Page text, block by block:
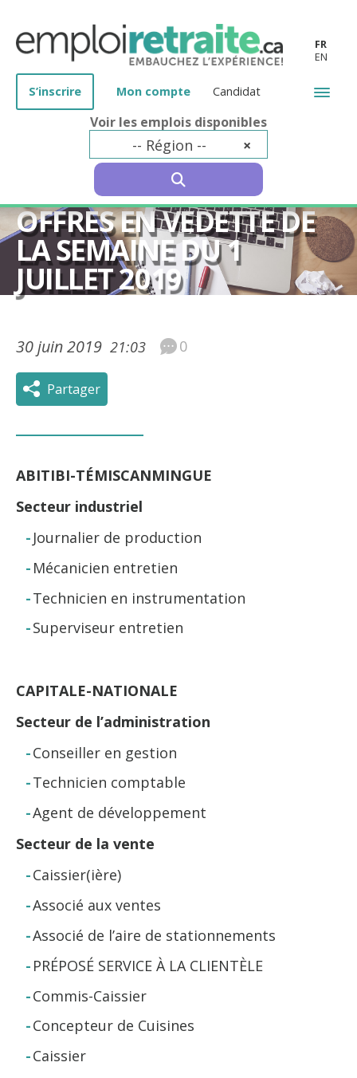
Voir les emplois disponibles
×
-- Région --
FR
EN
S’inscrire Mon compte Candidat
50 ans et plus
OFFRES EN VEDETTE DE
LA SEMAINE DU 1
JUILLET 2019
30 juin 2019 21:03 0
Partager
ABITIBI-TÉMISCANMINGUE
Secteur industriel
Journalier de production
Mécanicien entretien
Technicien en instrumentation
Superviseur entretien
CAPITALE-NATIONALE
Secteur de l’administration
Conseiller en gestion
Technicien comptable
Agent de développement
Secteur de la vente
Caissier(ière)
Associé aux ventes
Associé de l’aire de stationnements
PRÉPOSÉ SERVICE À LA CLIENTÈLE
Commis-Caissier
Concepteur de Cuisines
Caissier